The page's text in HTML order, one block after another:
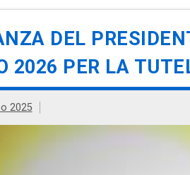
DEL
2026 PER LA
2025